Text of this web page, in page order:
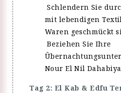
Schlendern Sie
mit lebendigen
Waren geschmückt
Beziehen Sie Ihre
Nour El Nil
Tag 2: El Kab & Edfu